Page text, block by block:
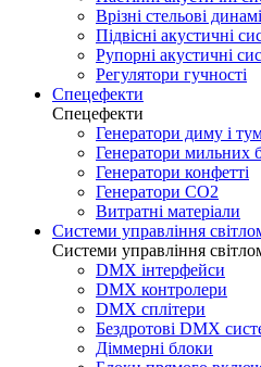
Врізні стельові
Підвісні акустичні
Рупорні акустичні
Регулятори гучності
Спецефекти
Спецефекти
Генератори диму і
Генератори мильних
Генератори конфетті
Генератори CO2
Витратні матеріали
Системи управління
Системи управління
DMX інтерфейси
DMX контролери
DMX сплітери
Бездротові DMX
Діммерні блоки